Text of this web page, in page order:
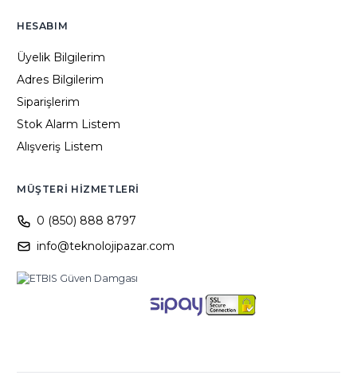
HESABIM
Üyelik Bilgilerim
Adres Bilgilerim
Siparişlerim
Stok Alarm Listem
Alışveriş Listem
MÜŞTERI HIZMETLERI
0 (850) 888 8797
info@teknolojipazar.com